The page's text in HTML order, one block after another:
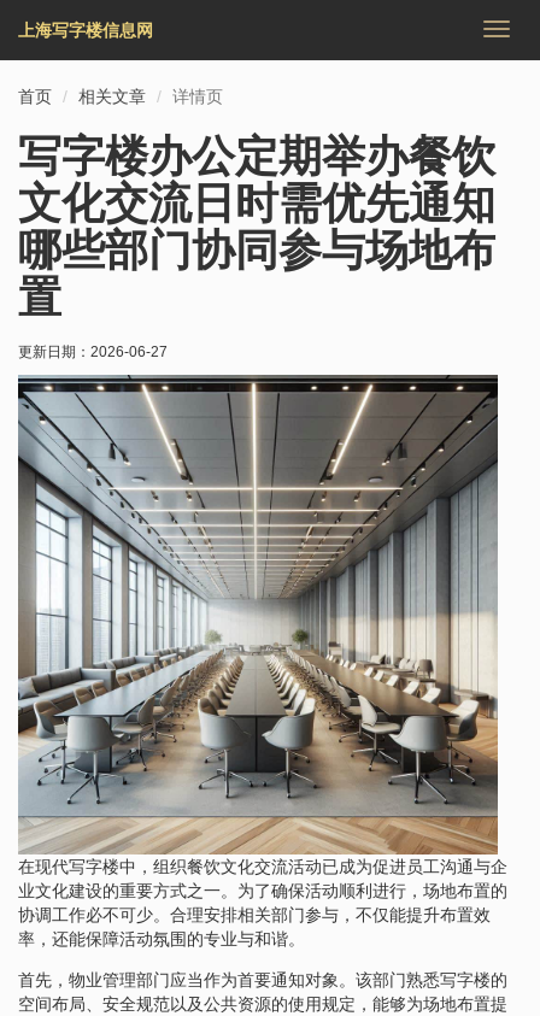
切
上海写字楼信息网
首页 相关文章 详情页
写字楼办公定期举办餐饮
文化交流日时需优先通知
哪些部门协同参与场地布
置
更新日期： 2026-06-27
在现代写字楼中，组织餐饮文化交流活动已成为促进员工沟通与企
业文化建设的重要方式之一。为了确保活动顺利进行，场地布置的
协调工作必不可少。合理安排相关部门参与，不仅能提升布置效
率，还能保障活动氛围的专业与和谐。
首先，物业管理部门应当作为首要通知对象。该部门熟悉写字楼的
空间布局、安全规范以及公共资源的使用规定，能够为场地布置提